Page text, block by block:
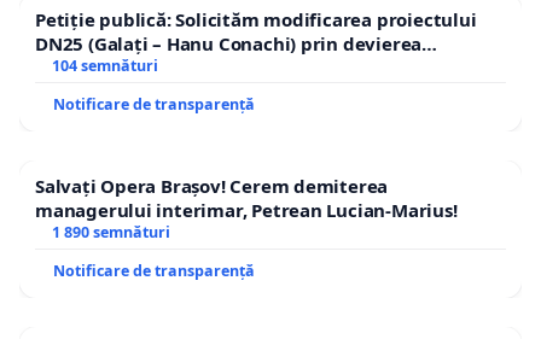
Petiție publică: Solicităm modificarea proiectului
DN25 (Galați – Hanu Conachi) prin devierea
traseului în afara localităților!
104 semnături
Notificare de transparență
Salvați Opera Brașov! Cerem demiterea
managerului interimar, Petrean Lucian-Marius!
1 890 semnături
Notificare de transparență